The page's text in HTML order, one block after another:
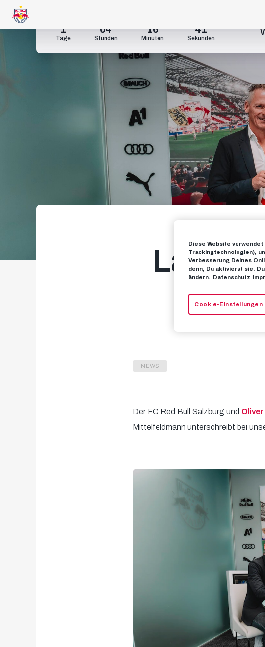
1
Tage
04
Stunden
16
Minuten
39
Sekunden
NEWS
Der FC Red Bull Salzburg und Oliver
Mittelfeldmann unterschreibt bei
Diese Website
Trackingtechnologien),
Verbesserung Deines
denn, Du aktivierst sie.
ändern. Datenschutz
Cookie-Einstellungen